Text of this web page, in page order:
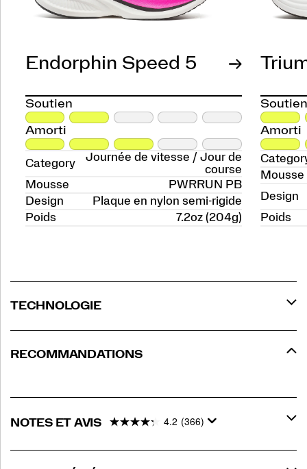
Endorphin Speed 5
Soutien
Amorti
Category
Journée de vitesse / Jour de
course
Mousse
PWRRUN PB
Design
Plaque en nylon semi-rigide
Poids
7.2oz (204g)
Amorti
Mousse
Design
Poids
TECHNOLOGIE
RECOMMANDATIONS
NOTES ET AVIS 4.2 (366)